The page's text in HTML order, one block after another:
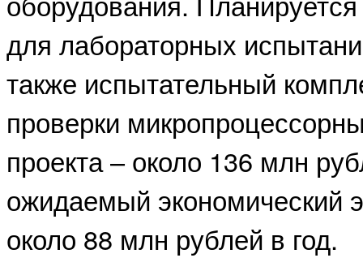
для лабораторных
также испытательный
проверки
проекта – около 136 млн
ожидаемый экономический
около 88 млн рублей в год.